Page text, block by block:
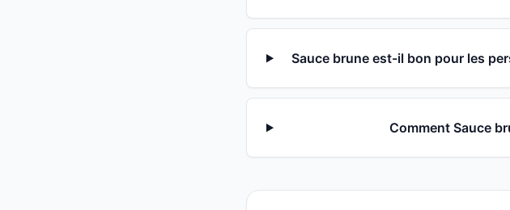
Sauce brune est-il bon pour les
Comment Sauce